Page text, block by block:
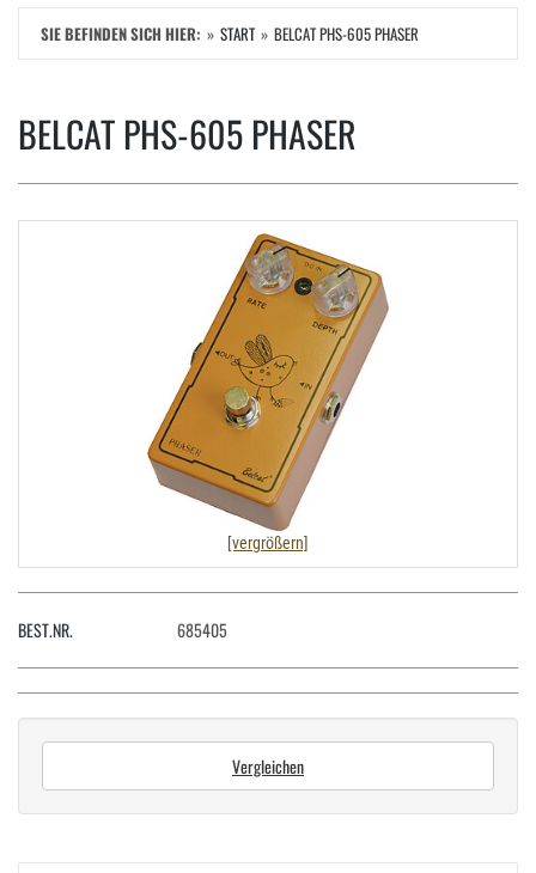
SIE BEFINDEN SICH HIER: START BELCAT PHS-605 PHASER
BELCAT PHS-605 PHASER
[vergrößern]
BEST.NR. 685405
Vergleichen